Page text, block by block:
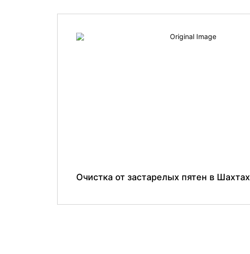
Очистка от застарелых пятен в Шахтах